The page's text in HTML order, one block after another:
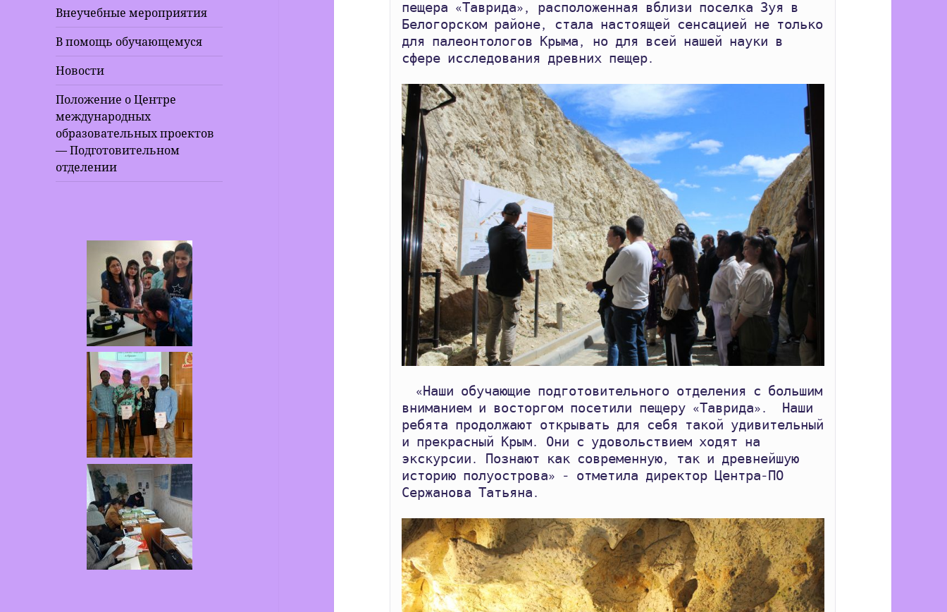
Внеучебные мероприятия
В помощь обучающемуся
Новости
Положение о Центре
международных
образовательных проектов
— Подготовительном
отделении
пещера «Таврида», расположенная вблизи поселка Зуя в
Белогорском районе, стала настоящей сенсацией не только
для палеонтологов Крыма, но для всей нашей науки в
сфере исследования древних пещер.
вниманием и восторгом посетили пещеру «Таврида».  Наши
ребята продолжают открывать для себя такой удивительный
и прекрасный Крым. Они с удовольствием ходят на
экскурсии. Познают как современную, так и древнейшую
историю полуострова» - отметила директор Центра-ПО
Сержанова Татьяна.